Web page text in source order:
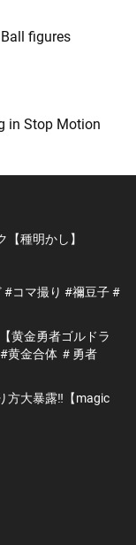
figures
in Stop Motion
種明かし】
#コマ撮り #禰豆子 #
黄金勇者ゴルドラ
黄金合体 ＃勇者
方大暴露‼️【magic